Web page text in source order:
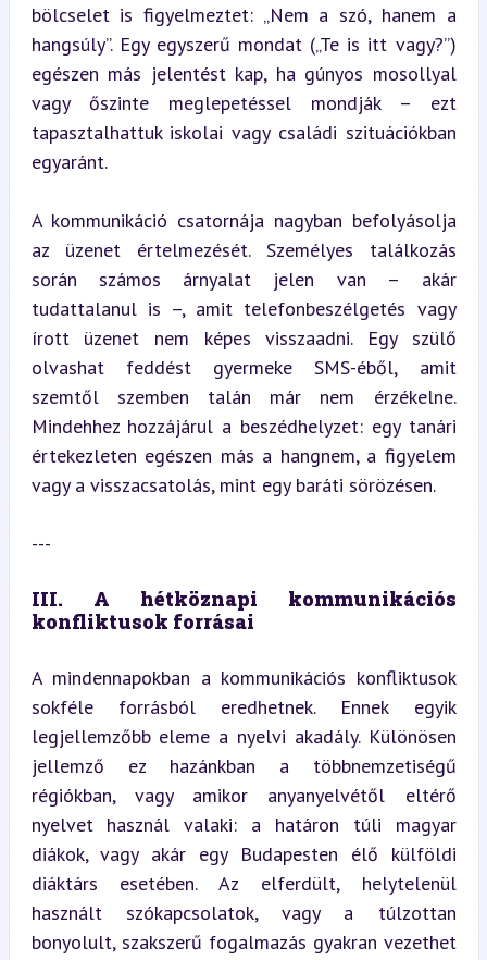
bölcselet is figyelmeztet: „Nem a szó, hanem a
hangsúly”. Egy egyszerű mondat („Te is itt vagy?”)
egészen más jelentést kap, ha gúnyos mosollyal
vagy őszinte meglepetéssel mondják – ezt
tapasztalhattuk iskolai vagy családi szituációkban
egyaránt.
A kommunikáció csatornája nagyban befolyásolja
az üzenet értelmezését. Személyes találkozás
során számos árnyalat jelen van – akár
tudattalanul is –, amit telefonbeszélgetés vagy
írott üzenet nem képes visszaadni. Egy szülő
olvashat feddést gyermeke SMS-éből, amit
szemtől szemben talán már nem érzékelne.
Mindehhez hozzájárul a beszédhelyzet: egy tanári
értekezleten egészen más a hangnem, a figyelem
vagy a visszacsatolás, mint egy baráti sörözésen.
---
III. A hétköznapi kommunikációs
konfliktusok forrásai
A mindennapokban a kommunikációs konfliktusok
sokféle forrásból eredhetnek. Ennek egyik
legjellemzőbb eleme a nyelvi akadály. Különösen
jellemző ez hazánkban a többnemzetiségű
régiókban, vagy amikor anyanyelvétől eltérő
nyelvet használ valaki: a határon túli magyar
diákok, vagy akár egy Budapesten élő külföldi
diáktárs esetében. Az elferdült, helytelenül
használt szókapcsolatok, vagy a túlzottan
bonyolult, szakszerű fogalmazás gyakran vezethet